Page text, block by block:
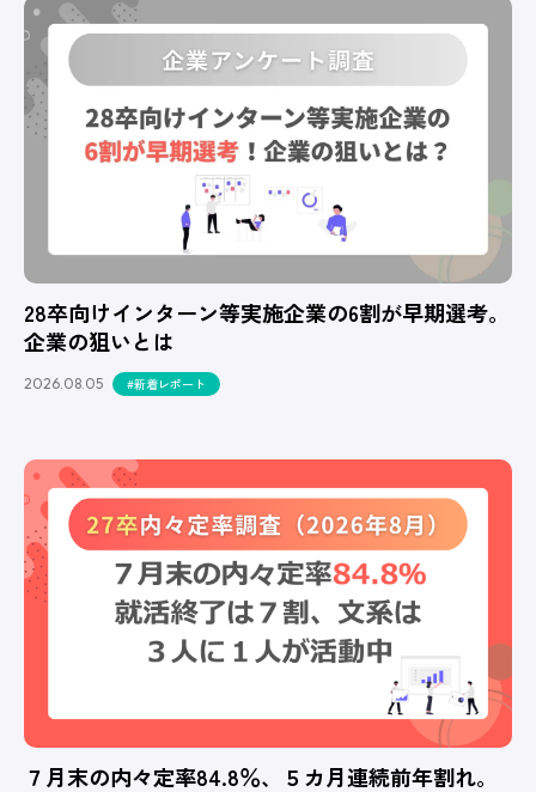
28卒向けインターン等実施企業の6割が早期選考。
企業の狙いとは
2026.08.05 #新着レポート
７月末の内々定率84.8％、５カ月連続前年割れ。